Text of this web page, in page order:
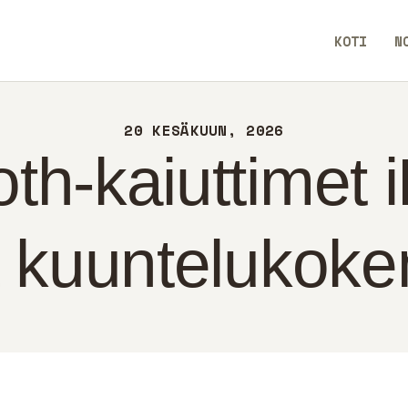
KOTI
20 KESÄKUUN, 2026
kaiuttimet